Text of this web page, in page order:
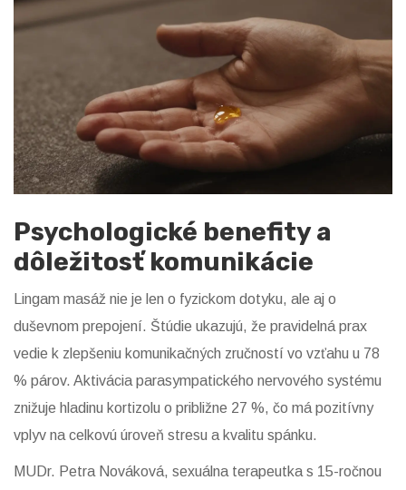
Psychologické benefity a
dôležitosť komunikácie
Lingam masáž nie je len o fyzickom dotyku, ale aj o
duševnom prepojení. Štúdie ukazujú, že pravidelná prax
vedie k zlepšeniu komunikačných zručností vo vzťahu u 78
% párov. Aktivácia parasympatického nervového systému
znižuje hladinu kortizolu o približne 27 %, čo má pozitívny
vplyv na celkovú úroveň stresu a kvalitu spánku.
MUDr. Petra Nováková, sexuálna terapeutka s 15-ročnou